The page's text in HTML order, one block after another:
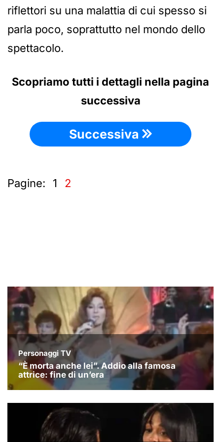
riflettori su una malattia di cui spesso si
parla poco, soprattutto nel mondo dello
spettacolo.
Scopriamo tutti i dettagli nella pagina
successiva
Successiva
Pagine: 1 2